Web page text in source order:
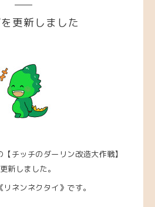
更新しました
チッチのダーリン改造大作戦】
新しました。
ネンネクタイ》です。